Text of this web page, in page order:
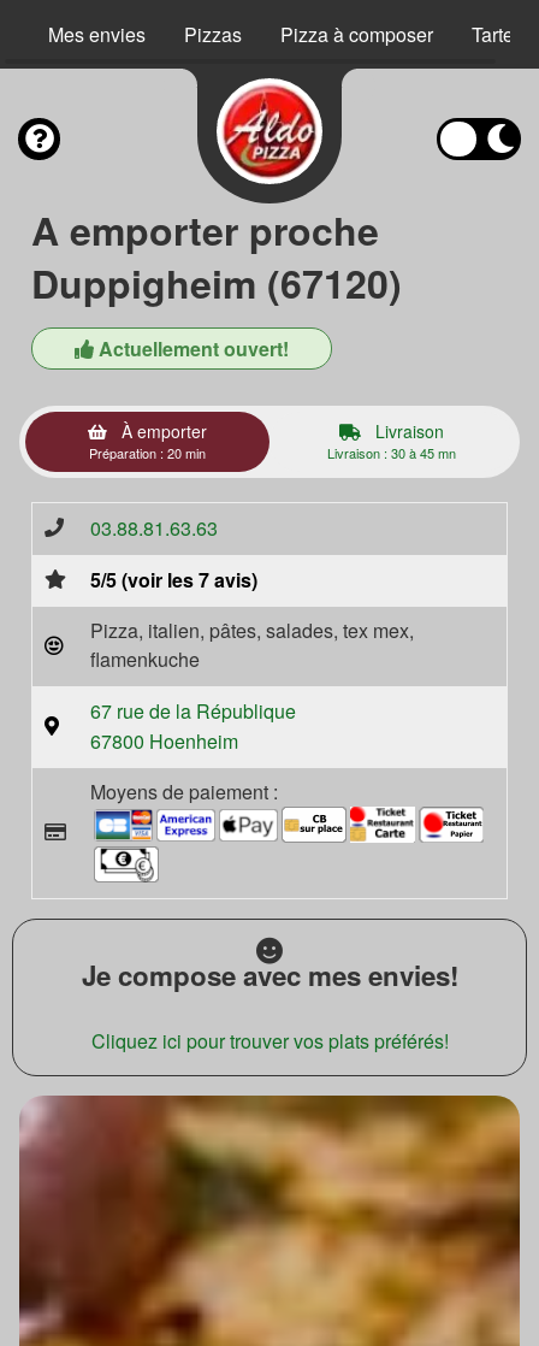
Mes envies Pizzas Pizza à composer Tartes
A emporter proche
Duppigheim (67120)
Actuellement ouvert!
À emporter
Préparation : 20 min
Livraison
Livraison : 30 à 45 mn
03.88.81.63.63
5/5 (voir les 7 avis)
Pizza, italien, pâtes, salades, tex mex,
flamenkuche
67 rue de la République
67800 Hoenheim
Moyens de paiement :
Je compose avec mes envies!
Cliquez ici pour trouver vos plats préférés!